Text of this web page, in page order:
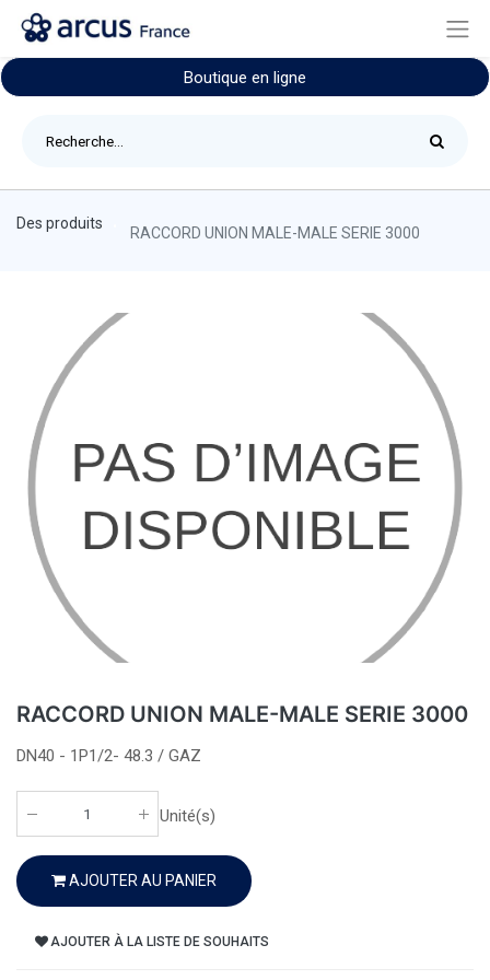
Boutique en ligne
Des produits
RACCORD UNION MALE-MALE SERIE 3000
RACCORD UNION MALE-MALE SERIE 3000
DN40 - 1P1/2- 48.3 / GAZ
Unité(s)
AJOUTER AU PANIER
AJOUTER À LA LISTE DE SOUHAITS